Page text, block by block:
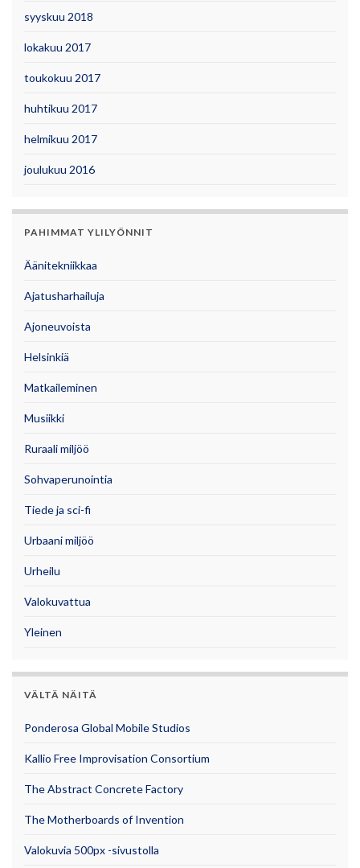
syyskuu 2018
lokakuu 2017
toukokuu 2017
huhtikuu 2017
helmikuu 2017
joulukuu 2016
PAHIMMAT YLILYÖNNIT
Äänitekniikkaa
Ajatusharhailuja
Ajoneuvoista
Helsinkiä
Matkaileminen
Musiikki
Ruraali miljöö
Sohvaperunointia
Tiede ja sci-fi
Urbaani miljöö
Urheilu
Valokuvattua
Yleinen
VÄLTÄ NÄITÄ
Ponderosa Global Mobile Studios
Kallio Free Improvisation Consortium
The Abstract Concrete Factory
The Motherboards of Invention
Valokuvia 500px -sivustolla